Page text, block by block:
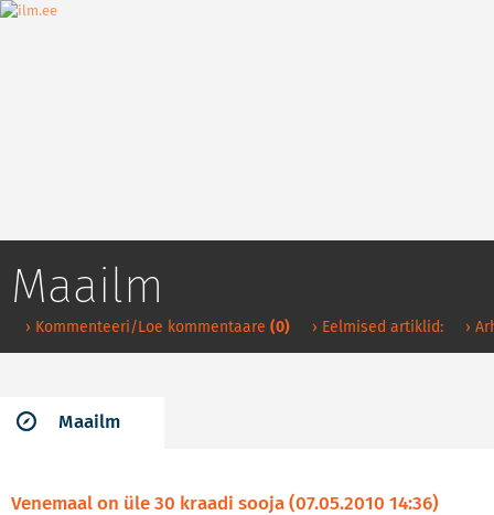
Maailm
› Kommenteeri/Loe kommentaare (0) › Eelmised artiklid: ›
Maailm
Venemaal on üle 30 kraadi sooja (07.05.2010 14:36)